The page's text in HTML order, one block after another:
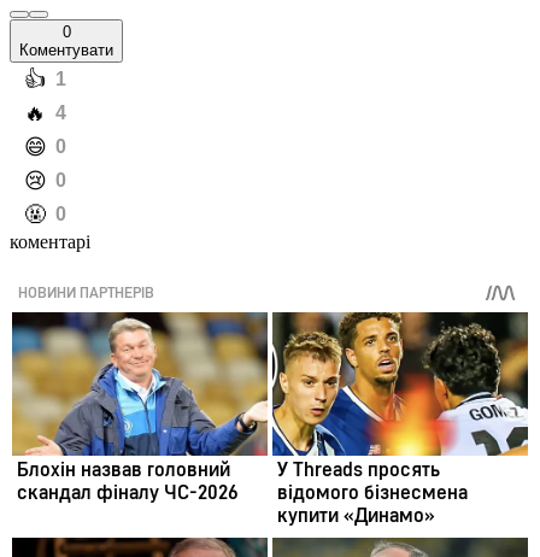
0
Коментувати
️👍 1
️🔥 4
️😄 0
️😢 0
️🤬 0
коментарі